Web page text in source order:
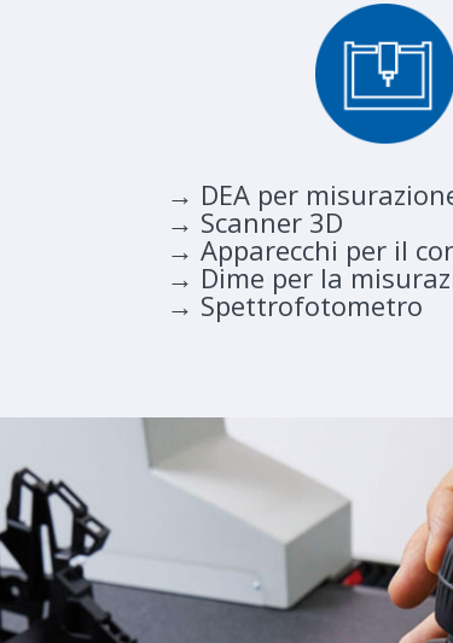
→ DEA per
→ Scanner 3D
→ Apparecchi per il
→ Dime per la
→ Spettrofotometro